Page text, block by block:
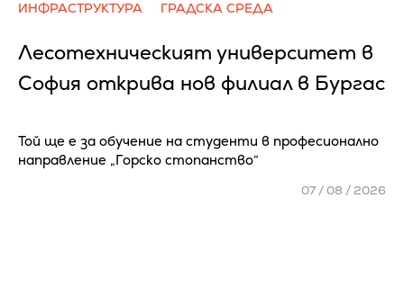
ИНФРАСТРУКТУРА ГРАДСКА СРЕДА
Лесотехническият университет в
София открива нов филиал в Бургас
Той ще е за обучение на студенти в професионално
направление „Горско стопанство“
07 / 08 / 2026